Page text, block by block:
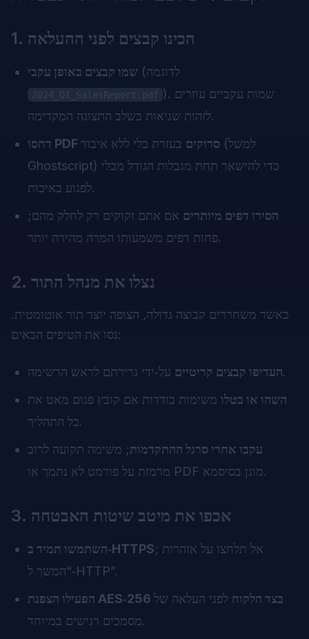
1. הכינו קבצים לפני ההעלאה
שמו קבצים באופן עקבי (לדוגמה
2024_Q1_SalesReport.pdf ). שמות עקביים עוזרים
לזהות שגיאות בשלב התצוגה המקדימה.
דחסו PDF סרוקים בעזרת כלי ללא איבוד (למשל
Ghostscript) כדי להישאר תחת מגבלות הגודל מבלי
לפגוע באיכות.
הסירו דפים מיותרים אם אתם זקוקים רק לחלק מהם;
פחות דפים משמעותו המרה מהירה יותר.
2. נצלו את מנהל התור
כאשר משחררים קבוצה גדולה, הצופה יוצר תור אוטומטית.
נסו את הטיפים הבאים:
העדיפו קבצים קריטייםעל‑ידי גרירתם לראש הרשימה.
השהו או בטלו משימות בודדות אם קובץ פגום מאט את
כל התהליך.
עקבו אחרי סרגל ההתקדמות; משימה תקועה לרוב
מרמזת על פורמט לא נתמך או PDF מוגן בסיסמא.
3. אכפו את מיטב שיטות האבטחה
השתמשו תמיד ב‑HTTPS; אל תלחצו על אזהרות
“המשך ל‑HTTP”.
הפעילו הצפנת AES‑256 בצד הלקוח לפני העלאה של
מסמכים רגישים במיוחד.